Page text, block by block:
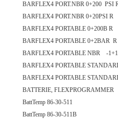
BARFLEX4 PORT.NBR 0+200 PSI
BARFLEX4 PORT.NBR 0+20PSI R
BARFLEX4 PORTABLE 0+200B R
BARFLEX4 PORTABLE 0+2BAR R
BARFLEX4 PORTABLE NBR -
BARFLEX4 PORTABLE
BARFLEX4 PORTABLE
BATTERIE, FLEXPROGRAMMER
BattTemp 86-30-511
BattTemp 86-30-511B